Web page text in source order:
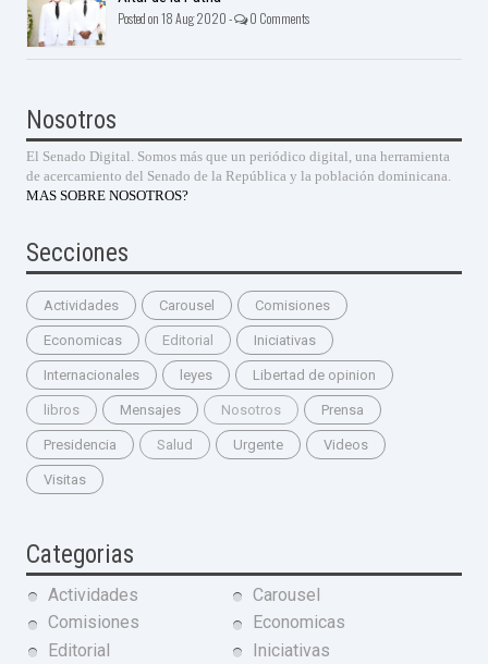
Posted on 18 Aug 2020 - 0 Comments
Nosotros
El Senado Digital. Somos más que un periódico digital, una herramienta
de acercamiento del Senado de la República y la población dominicana.
MAS SOBRE NOSOTROS?
Secciones
Actividades Carousel Comisiones
Economicas Editorial Iniciativas
Internacionales leyes Libertad de opinion
libros Mensajes Nosotros Prensa
Presidencia Salud Urgente Videos
Visitas
Categorias
Actividades
Carousel
Comisiones
Economicas
Editorial
Iniciativas